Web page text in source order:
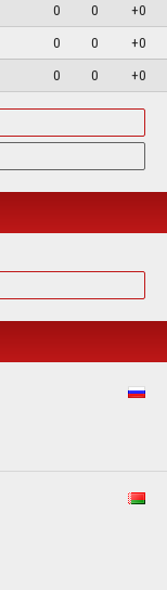
0 0
+0
0 0
+0
0 0 +0